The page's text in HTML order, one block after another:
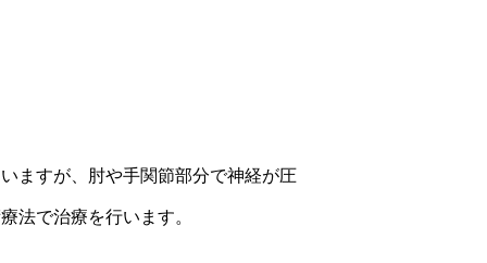
ますが、肘や手関節部分で神経が圧
法で治療を行います。